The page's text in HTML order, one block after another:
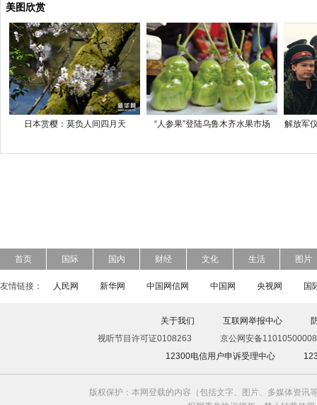
美图欣赏
日本赏樱：莫负人间四月天 “人参果”登陆乌鲁木齐水果市场 解放军
首页 国际 国内 财经 文化 生活 图片
友情链接： 人民网 新华网 中国网信网 中国网 央视网 国
关于我们 互联网举报中心
视听节目许可证0108263
京公网安备
12300电信用户申诉受理中心
版权保护：本网登载的内容（包括文字、图片、多媒体资